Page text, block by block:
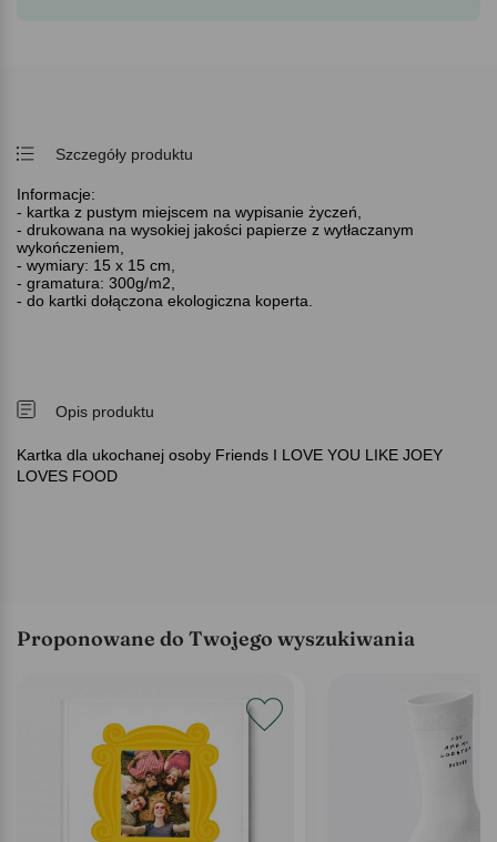
Szczegóły produktu
Informacje:
- kartka z pustym miejscem na wypisanie życzeń,
- drukowana na wysokiej jakości papierze z wytłaczanym
wykończeniem,
- wymiary: 15 x 15 cm,
- gramatura: 300g/m2,
- do kartki dołączona ekologiczna koperta.
Opis produktu
Kartka dla ukochanej osoby Friends I LOVE YOU LIKE JOEY
LOVES FOOD
Proponowane do Twojego wyszukiwania